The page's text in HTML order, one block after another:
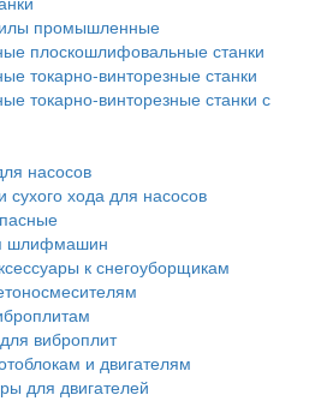
промышленные
плоскошлифовальные станки
токарно-винторезные станки
токарно-винторезные станки с
насосов
сухого хода для насосов
шлифмашин
к снегоуборщикам
виброплит
и двигателям
для двигателей